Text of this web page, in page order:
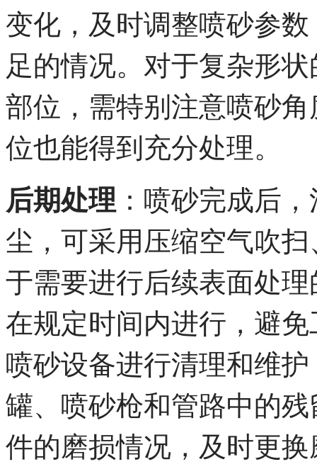
变化，及时调整喷砂参
足的情况。对于复杂形
部位，需特别注意喷砂
位也能得到充分处理。
后期处理 ：喷砂完成后
尘，可采用压缩空气吹
于需要进行后续表面处
在规定时间内进行，避
喷砂设备进行清理和维
罐、喷砂枪和管路中的
件的磨损情况，及时更